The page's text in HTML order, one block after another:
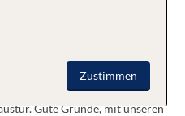
langjährigen Erfahrung von
des Entdeckens
sogar preisgekrönt sind,
nature, HANSEATIC
am Ende der Welt und
Gute Gründe, mit unseren
Zustimmen